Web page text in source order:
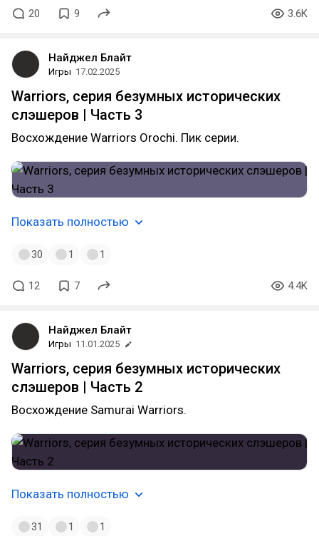
20 9 3.6K
Найджел Блайт
Игры 17.02.2025
Warriors, серия безумных исторических
слэшеров | Часть 3
Восхождение Warriors Orochi. Пик серии.
Показать полностью
30 1 1
12 7 4.4K
Найджел Блайт
Игры 11.01.2025
Warriors, серия безумных исторических
слэшеров | Часть 2
Восхождение Samurai Warriors.
Показать полностью
31 1 1